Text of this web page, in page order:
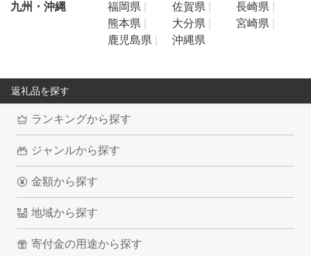
九州・沖縄 福岡県 佐賀県
長崎県
熊本県
大分県
宮崎県
鹿児島県
沖縄県
返礼品を探す
ランキングから探す
ジャンルから探す
金額から探す
地域から探す
寄付金の用途から探す